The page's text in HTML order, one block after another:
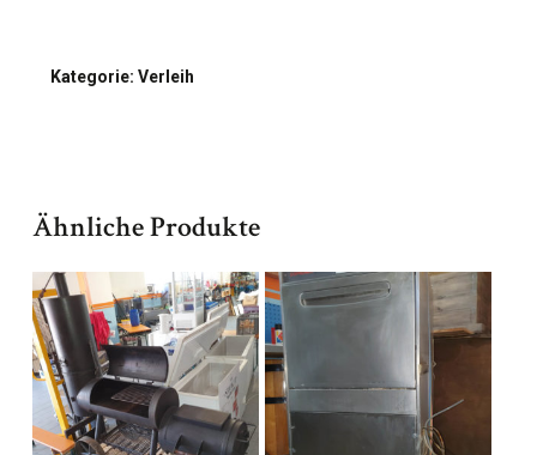
Kategorie: Verleih
Ähnliche Produkte